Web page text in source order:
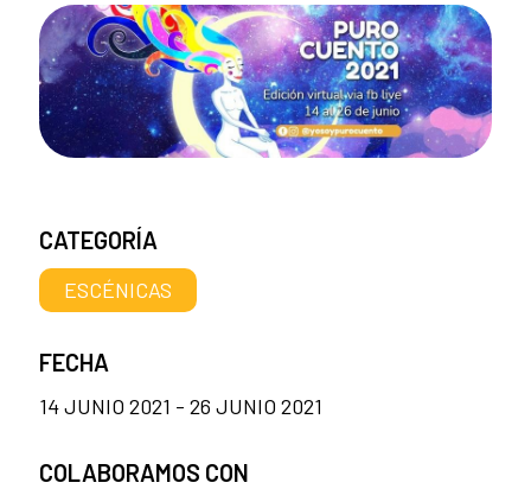
CATEGORÍA
ESCÉNICAS
FECHA
14 JUNIO 2021 - 26 JUNIO 2021
COLABORAMOS CON